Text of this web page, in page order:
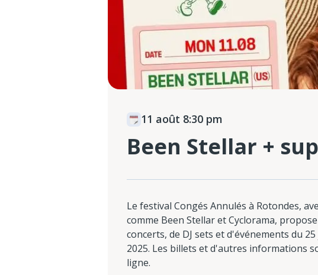
11 août 8:30 pm
Been Stellar +
Le festival Congés Annulés à Rotondes,
comme Been Stellar et Cyclorama,
concerts, de DJ sets et d'événements du
2025. Les billets et d'autres informations
ligne.